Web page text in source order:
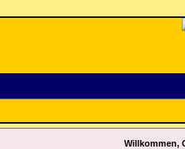
Willkommen,